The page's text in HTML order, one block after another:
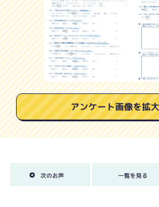
アンケート画像を拡
次のお声 一覧を見る